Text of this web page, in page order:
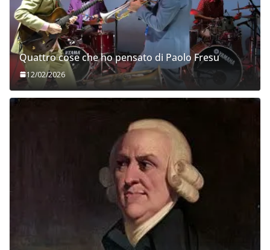
Quattro cose che ho pensato di Paolo Fresu
12/02/2026